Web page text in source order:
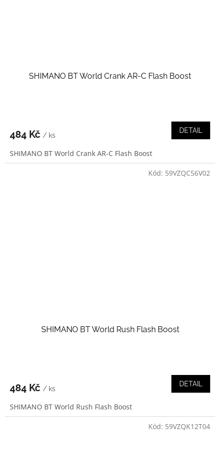
SHIMANO BT World Crank AR-C Flash Boost
484 Kč / ks
DETAIL
SHIMANO BT World Crank AR-C Flash Boost
SHIMANO BT World Rush Flash Boost
484 Kč / ks
DETAIL
SHIMANO BT World Rush Flash Boost
Kód: 59VZQC56V02
Kód: 59VZQK12T04